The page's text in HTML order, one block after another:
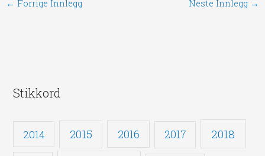
← Forrige Innlegg Neste Innlegg →
Stikkord
2014 2015 2016 2017 2018